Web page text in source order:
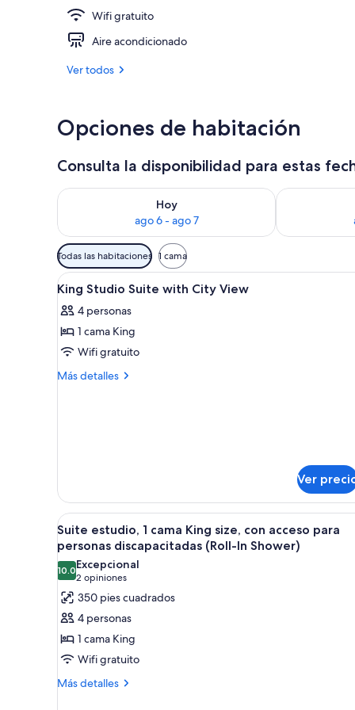
Wifi gratuito
Aire acondicionado
Ver todos
Opciones de habitación
Consulta la disponibilidad para estas
Hoy
ago 6 - ago 7
Consulta la disponibilidad para hoy ago 6 - ago 7
Consulta la
Filtros
disponibles
para
habitaciones
Todas las habitaciones 1 cama
Abrir
todas
las
fotos
de
King
Ropa de cama de alta
5
King Studio Suite with City View
4 personas
1 cama King
Wifi gratuito
Más detalles
Más
Ver
Abrir
todas
las
fotos
de
Suite
estudio,
1
cama
King
Habitación de hotel con
6
Suite estudio, 1 cama King size, con acceso para
personas discapacitadas (Roll-In Shower)
10.010.0 de 10
Excepcional
2 opiniones
(2
opiniones)
350 pies cuadrados
4 personas
1 cama King
Wifi gratuito
Más detalles
Más